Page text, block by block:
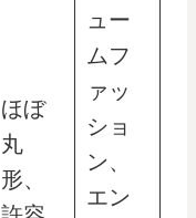
ほぼ
丸
形、
ュー
ムフ
ァッ
ショ
ン、
エン